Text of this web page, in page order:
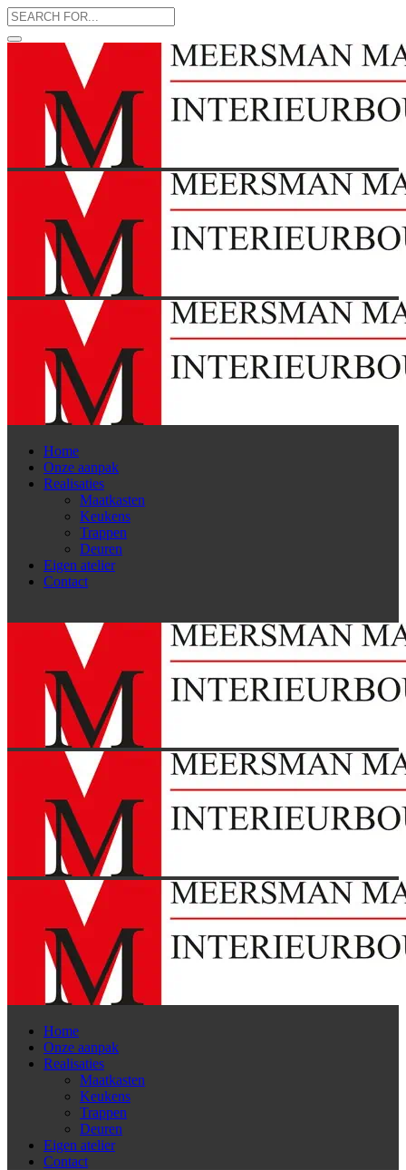
Home
Onze aanpak
Realisaties
Maatkasten
Keukens
Trappen
Deuren
Eigen atelier
Contact
Home
Onze aanpak
Realisaties
Maatkasten
Keukens
Trappen
Deuren
Eigen atelier
Contact